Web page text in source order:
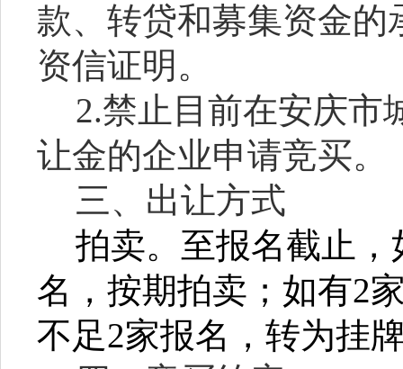
款、转贷和募集资金
资信证明。
2.禁止目前在安庆市
让金的企业申请竞买。
三、出让方式
拍卖。至报名截止，
名，按期拍卖；如有2
不足2家报名，转为挂